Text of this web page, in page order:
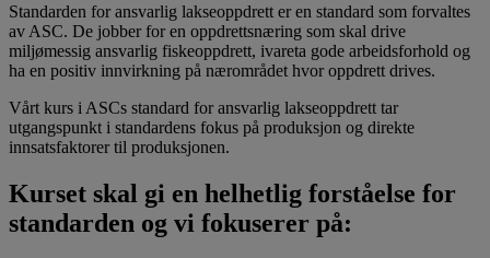
​​Standarden for ansvarlig lakseoppdrett er en standard som forvaltes
av ASC. De jobber for en oppdrettsnæring som skal drive
miljømessig ansvarlig fiskeoppdrett, ivareta gode arbeidsforhold og
ha en positiv innvirkning på nærområdet hvor oppdrett drives.
Vårt kurs i ASCs standard for ansvarlig lakseoppdrett tar
utgangspunkt i standardens fokus på produksjon og direkte
innsatsfaktorer til produksjonen.
Kurset skal gi en helhetlig forståelse for
standarden og vi fokuserer på: